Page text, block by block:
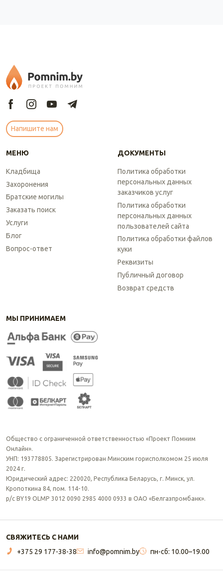
Напишите нам
МЕНЮ
Кладбища
Захоронения
Братские могилы
Заказать поиск
Услуги
Блог
Вопрос-ответ
ДОКУМЕНТЫ
Политика обработки
персональных данных
заказчиков услуг
Политика обработки
персональных данных
пользователей сайта
Политика обработки файлов
куки
Реквизиты
Публичный договор
Возврат средств
МЫ ПРИНИМАЕМ
Общество с ограниченной ответственностью «Проект Помним
Онлайн».
УНП: 193778805. Зарегистрирован Минским горисполкомом 25 июля
2024 г.
Юридический адрес: 220020, Республика Беларусь, г. Минск, ул.
Кропоткина 84, пом. 114-10.
р/с BY19 OLMP 3012 0090 2985 4000 0933 в ОАО «Белгазпромбанк».
СВЯЖИТЕСЬ С НАМИ
+375 29 177-38-38
info@pomnim.by пн-сб: 10.00–19.00